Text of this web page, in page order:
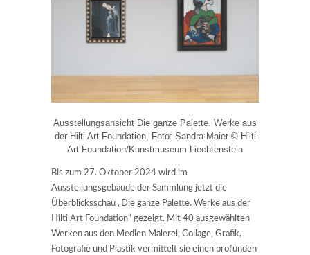
Ausstellungsansicht Die ganze Palette. Werke aus
der Hilti Art Foundation, Foto: Sandra Maier © Hilti
Art Foundation/Kunstmuseum Liechtenstein
Bis zum 27. Oktober 2024 wird im
Ausstellungsgebäude der Sammlung jetzt die
Überblicksschau „Die ganze Palette. Werke aus der
Hilti Art Foundation“ gezeigt. Mit 40 ausgewählten
Werken aus den Medien Malerei, Collage, Grafik,
Fotografie und Plastik vermittelt sie einen profunden